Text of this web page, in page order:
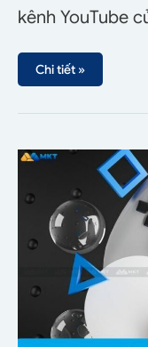
kênh YouTube
Chi tiết »